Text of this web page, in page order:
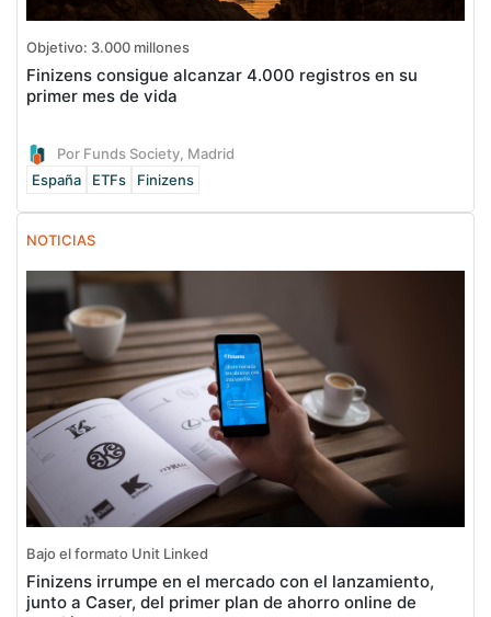
Objetivo: 3.000 millones
Finizens consigue alcanzar 4.000 registros en su
primer mes de vida
Por Funds Society, Madrid
España
ETFs Finizens
NOTICIAS
Bajo el formato Unit Linked
Finizens irrumpe en el mercado con el lanzamiento,
junto a Caser, del primer plan de ahorro online de